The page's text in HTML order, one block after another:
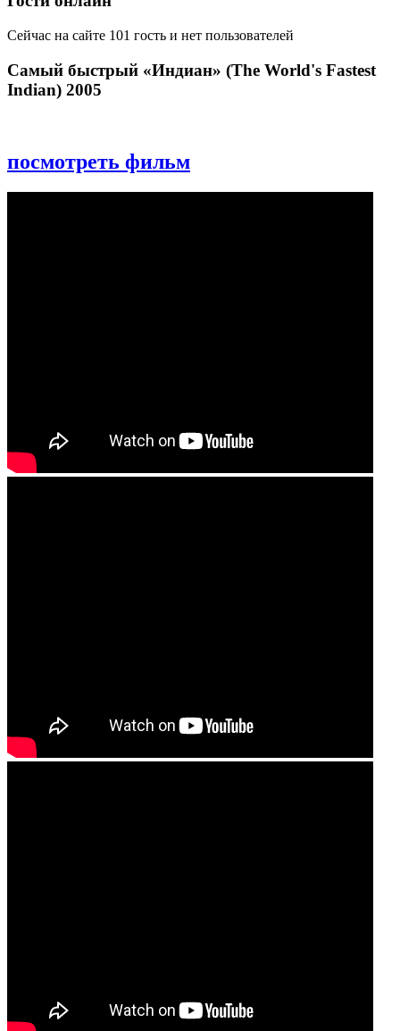
Сейчас на сайте 101 гость и нет пользователей
Самый быстрый «Индиан» (The World's Fastest
Indian) 2005
посмотреть фильм